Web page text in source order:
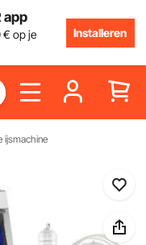
app
€ op je
Installeren
ijsmachine